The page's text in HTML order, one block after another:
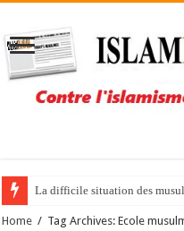
La difficile situation des
Home / Tag Archives: Ecole